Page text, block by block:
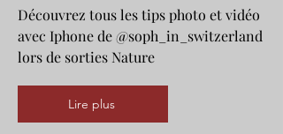
Découvrez tous les tips photo et vidéo
avec Iphone de @soph_in_switzerland
lors de sorties Nature
Lire plus